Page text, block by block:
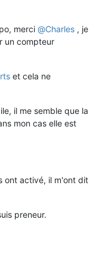
merci @Charles , je
un compteur
et cela ne
il me semble que la
mon cas elle est
ont activé, il m'ont dit
preneur.